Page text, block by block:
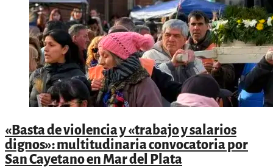
«Basta de violencia y «trabajo y salarios
dignos»: multitudinaria convocatoria por
San Cayetano en Mar del Plata